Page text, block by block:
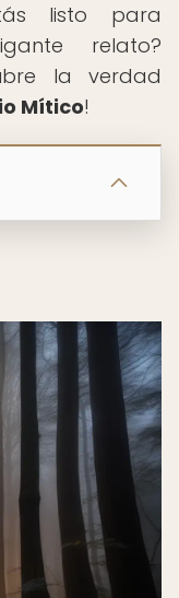
listo para
relato?
la verdad
Mítico!